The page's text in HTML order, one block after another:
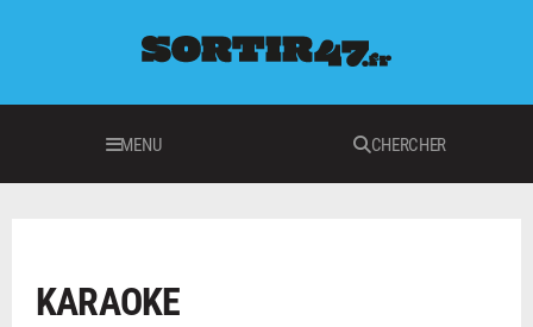
MENU CHERCHER
KARAOKE